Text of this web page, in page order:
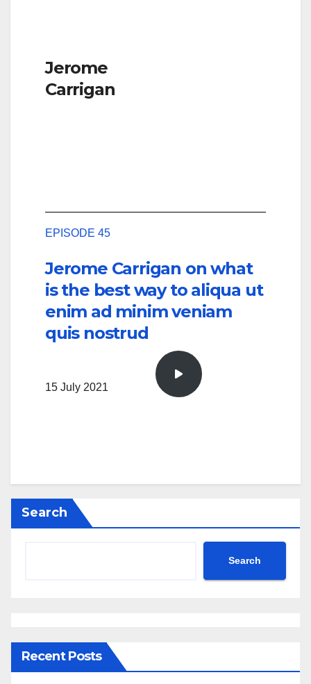
Jerome
Carrigan
EPISODE 45
Jerome Carrigan on what
is the best way to aliqua ut
enim ad minim veniam
quis nostrud
15 July 2021
Search
Search
Recent Posts